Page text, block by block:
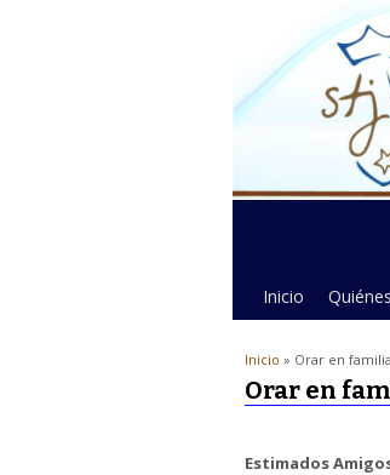
Inicio
Inicio » Orar en
Orar en
Estimados